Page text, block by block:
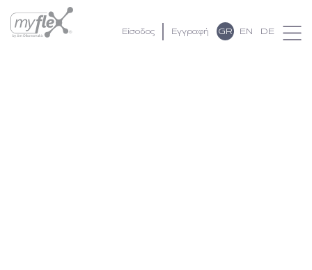
Είσοδος Εγγραφή GR EN DE